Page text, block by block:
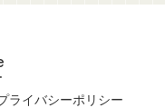
ライバシーポリシー